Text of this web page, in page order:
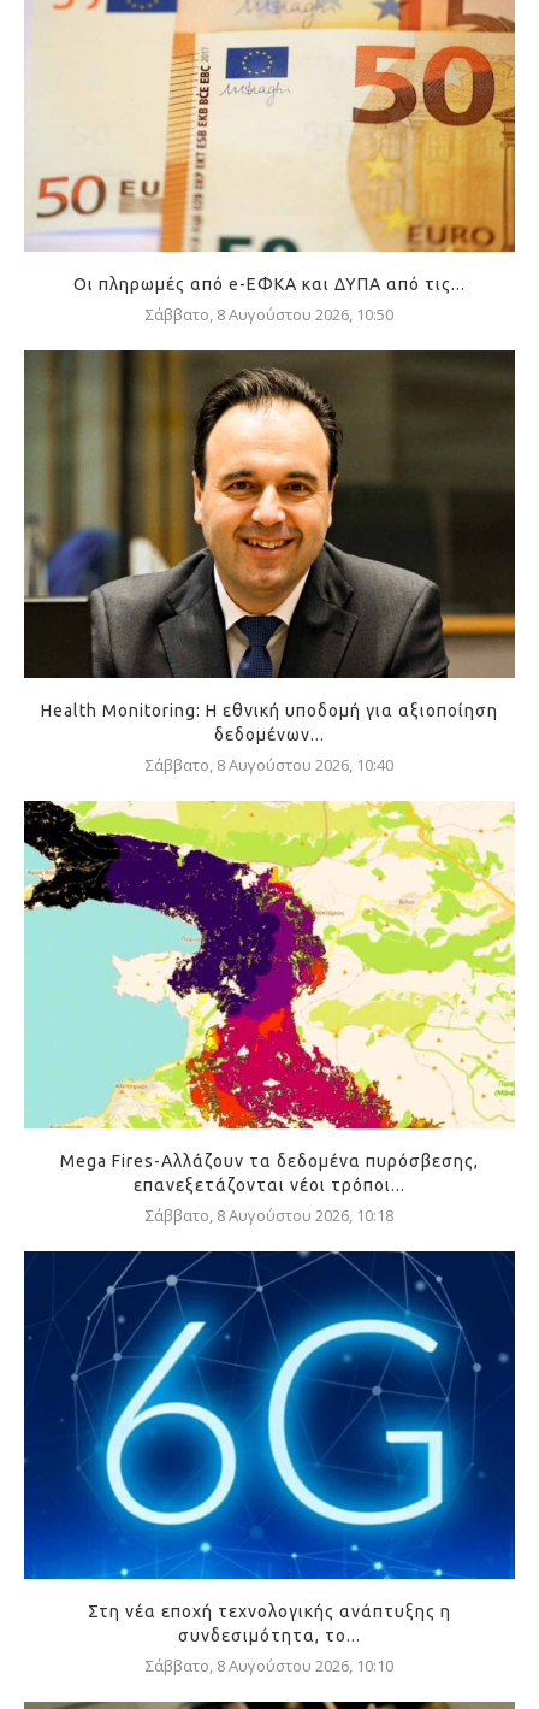
Οι πληρωμές από e-ΕΦΚΑ και ΔΥΠΑ από τις...
Σάββατο, 8 Αυγούστου 2026, 10:50
Health Monitoring: Η εθνική υποδομή για αξιοποίηση
δεδομένων...
Σάββατο, 8 Αυγούστου 2026, 10:40
Mega Fires-Αλλάζουν τα δεδομένα πυρόσβεσης,
επανεξετάζονται νέοι τρόποι...
Σάββατο, 8 Αυγούστου 2026, 10:18
Στη νέα εποχή τεχνολογικής ανάπτυξης η
συνδεσιμότητα, το...
Σάββατο, 8 Αυγούστου 2026, 10:10